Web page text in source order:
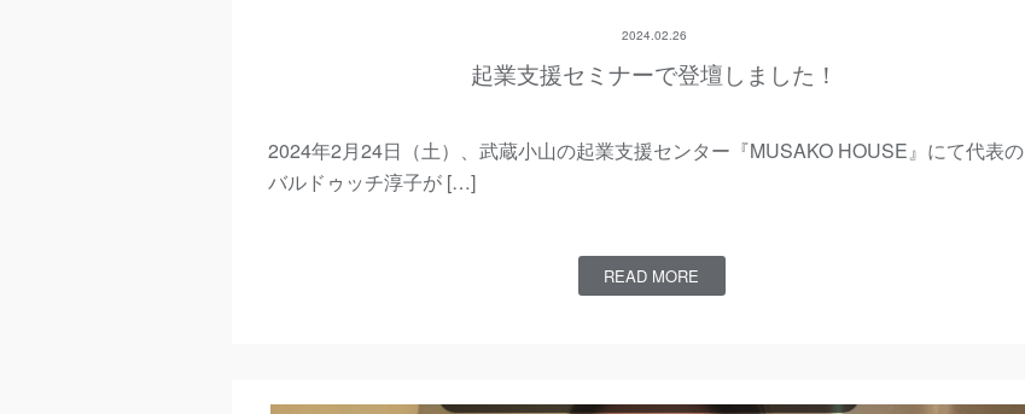
2024.02.26
起業支援セミナーで登壇しました！
2024年2月24日（土）、武蔵小山の起業支援センター『MUSAKO HOUSE』にて代表の
バルドゥッチ淳子が […]
READ MORE